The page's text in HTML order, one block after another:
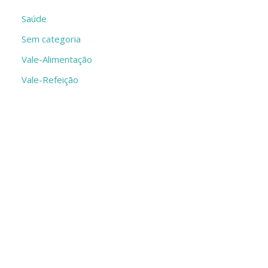
Saúde
Sem categoria
Vale-Alimentação
Vale-Refeição